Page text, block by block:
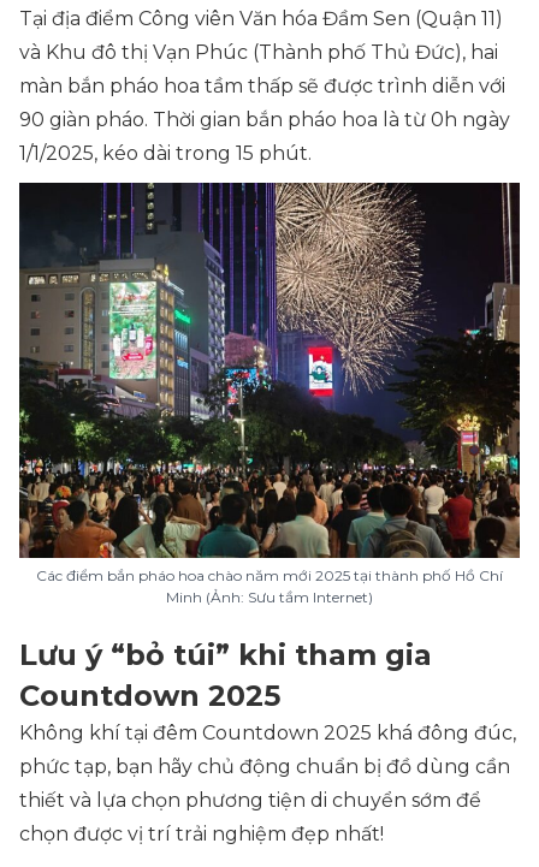
Tại địa điểm Công viên Văn hóa Đầm Sen (Quận 11)
và Khu đô thị Vạn Phúc (Thành phố Thủ Đức), hai
màn bắn pháo hoa tầm thấp sẽ được trình diễn với
90 giàn pháo. Thời gian bắn pháo hoa là từ 0h ngày
1/1/2025, kéo dài trong 15 phút.
Các điểm bắn pháo hoa chào năm mới 2025 tại thành phố Hồ Chí
Minh (Ảnh: Sưu tầm Internet)
Lưu ý “bỏ túi” khi tham gia
Countdown 2025
Không khí tại đêm Countdown 2025 khá đông đúc,
phức tạp, bạn hãy chủ động chuẩn bị đồ dùng cần
thiết và lựa chọn phương tiện di chuyển sớm để
chọn được vị trí trải nghiệm đẹp nhất!